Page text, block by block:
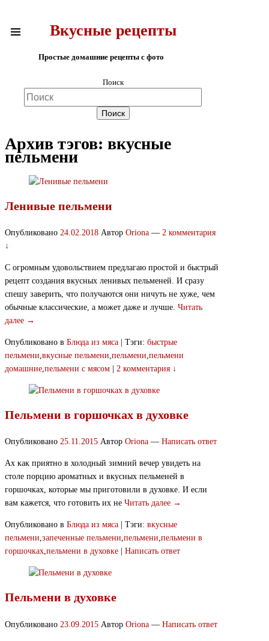
Вкусные рецепты
Простые домашние рецепты с фото
Поиск
Архив тэгов: вкусные
пельмени
Ленивые пельмени
Опубликовано 24.02.2018 Автор Oriona — 2 комментария
↓
С огромным удовольствием предлагаю простой и быстрый
рецепт создания вкусных ленивых пельменей. И сразу
спешу заверить, что получаются они ничуть не хуже, чем
обычные классические, а может даже и лучше. Читать
далее →
Опубликовано в Блюда из мяса Тэги: быстрые
пельмени,вкусные пельмени,пельмени,пельмени
домашние,пельмени с мясом 2 комментария ↓
Пельмени в горшочках в духовке
Опубликовано 25.11.2015 Автор Oriona — Написать ответ
Ах как приятно в холодный зимний вечер увидеть на
столе порцию ароматных и вкусных пельменей в
горшочках, которые мы приготовили в духовке. И если
вам кажется, что готовить их не Читать далее →
Опубликовано в Блюда из мяса Тэги: вкусные
пельмени,запеченные пельмени,пельмени,пельмени в
горшочках,пельмени в духовке Написать ответ
Пельмени в духовке
Опубликовано 23.09.2015 Автор Oriona — Написать ответ